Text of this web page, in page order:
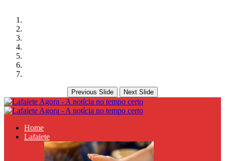
Previous Slide Next Slide
Home
Lafaiete